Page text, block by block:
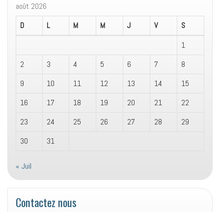
août 2026
D
L M M J V
S
1
2
3 4 5 6 7
8
9
10 11 12 13 14
15
16
17 18 19 20 21
22
23
24 25 26 27 28
29
30
31
« Juil
Contactez nous